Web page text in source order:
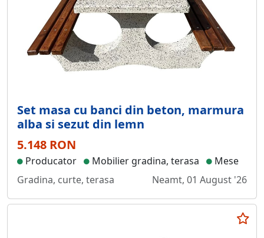
Set masa cu banci din beton, marmura
alba si sezut din lemn
5.148 RON
Producator Mobilier gradina, terasa
Mese
Gradina, curte, terasa
Neamt, 01 August '26